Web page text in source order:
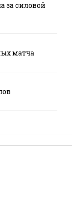
за силовой
матча